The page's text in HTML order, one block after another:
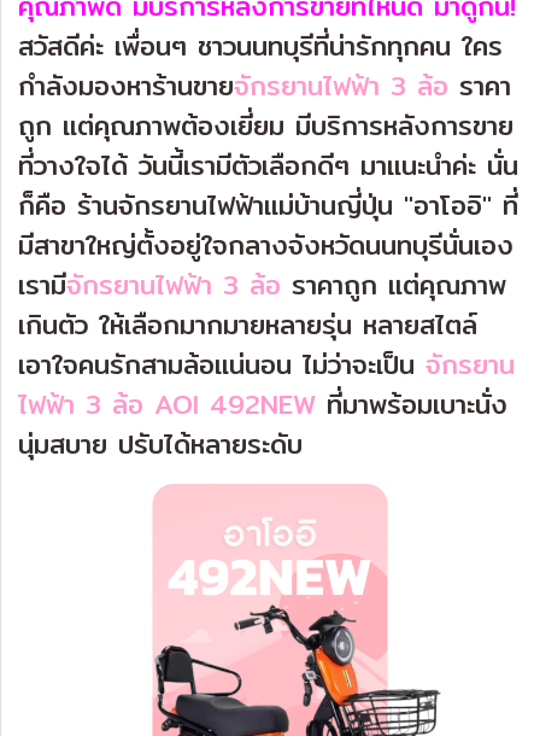
สวัสดีค่ะ เพื่อนๆ ชาวนนทบุรีที่น่ารักทุกคน ใคร
กำลังมองหาร้านขายจักรยานไฟฟ้า 3 ล้อ ราคา
ถูก แต่คุณภาพต้องเยี่ยม มีบริการหลังการขาย
ที่วางใจได้ วันนี้เรามีตัวเลือกดีๆ มาแนะนำค่ะ นั่น
ก็คือ ร้านจักรยานไฟฟ้าแม่บ้านญี่ปุ่น "อาโออิ" ที่
มีสาขาใหญ่ตั้งอยู่ใจกลางจังหวัดนนทบุรีนั่นเอง
เรามีจักรยานไฟฟ้า 3 ล้อ ราคาถูก แต่คุณภาพ
เกินตัว ให้เลือกมากมายหลายรุ่น หลายสไตล์
เอาใจคนรักสามล้อแน่นอน ไม่ว่าจะเป็น จักรยาน
ไฟฟ้า 3 ล้อ AOI 492NEW ที่มาพร้อมเบาะนั่ง
นุ่มสบาย ปรับได้หลายระดับ